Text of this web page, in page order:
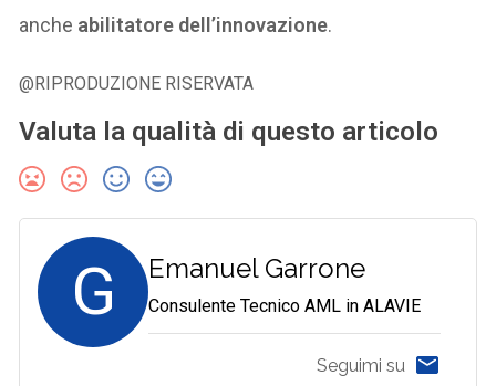
anche abilitatore dell’innovazione.
@RIPRODUZIONE RISERVATA
Valuta la qualità di questo articolo
G Emanuel Garrone
Consulente Tecnico AML in ALAVIE
Seguimi su